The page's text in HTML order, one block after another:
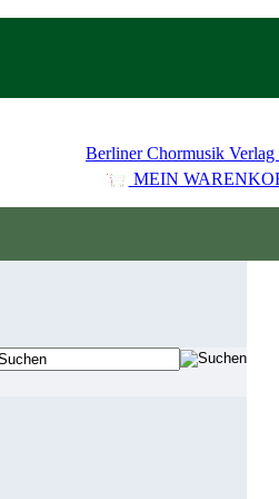
Berliner Chormusik
MEIN